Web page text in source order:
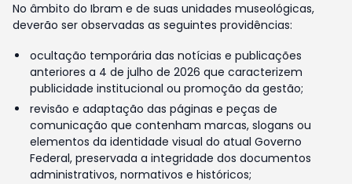
No âmbito do Ibram e de suas unidades museológicas,
deverão ser observadas as seguintes providências:
ocultação temporária das notícias e publicações
anteriores a 4 de julho de 2026 que caracterizem
publicidade institucional ou promoção da gestão;
revisão e adaptação das páginas e peças de
comunicação que contenham marcas, slogans ou
elementos da identidade visual do atual Governo
Federal, preservada a integridade dos documentos
administrativos, normativos e históricos;